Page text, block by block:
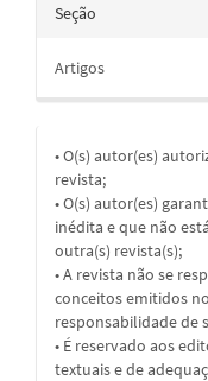
Seção
Artigos
• O(s) autor(es)
revista;
• O(s) autor(es)
inédita e que não
outra(s) revista(s);
• A revista não se
conceitos emitidos
responsabilidade de
• É reservado aos
textuais e de